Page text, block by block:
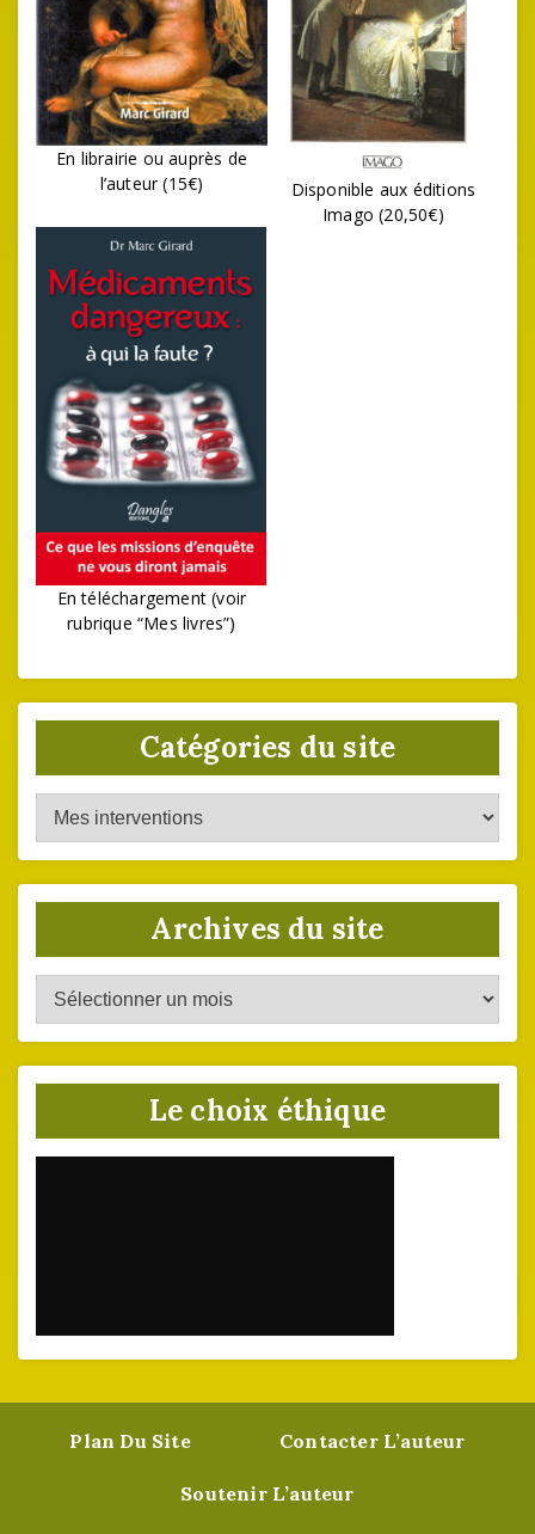
En librairie ou auprès de
l’auteur (15€)
Disponible aux éditions
Imago (20,50€)
En téléchargement (voir
rubrique “Mes livres”)
Catégories du site
Catégories
du
site
Archives du site
Archives
du
site
Le choix éthique
Plan Du Site Contacter L’auteur
Soutenir L’auteur